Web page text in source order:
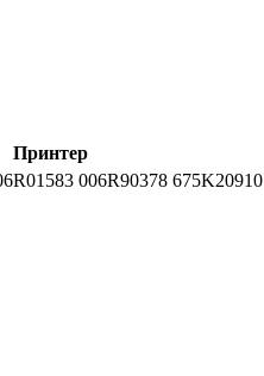
Принтер
006R90378 675K20910